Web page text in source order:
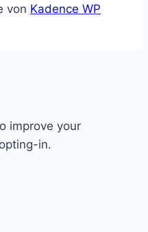
von Kadence WP
improve your
in.